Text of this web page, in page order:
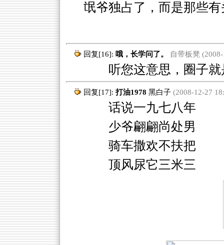
氓爷独占了，而是那些
回复[16]: 哦，长学问了。 自带板凳
听您这意思，圈子就
回复[17]: 打油1978 黑白子(2008-12-27
话说一九七八年
少爷翩翩尚处男
骑车撒欢不扶把
顶风尿它三米三